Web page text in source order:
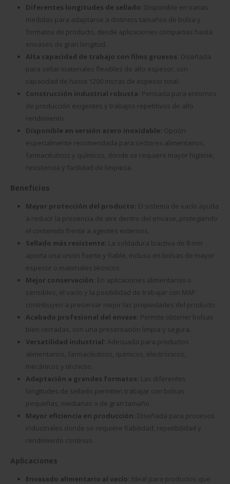
Diferentes longitudes de sellado: Disponible en varias
medidas para adaptarse a distintos tamaños de bolsa y
formatos de producto, desde aplicaciones compactas hasta
envases de gran longitud.
Alta capacidad de trabajo con films gruesos: Diseñada
para sellar materiales flexibles de alto espesor, con
capacidad de hasta 1200 micras de espesor total.
Construcción industrial robusta: Pensada para entornos
de producción exigentes y trabajos repetitivos de alto
rendimiento.
Disponible en versión acero inoxidable: Opción
especialmente recomendada para sectores alimentarios,
farmacéuticos y químicos, donde se requiere mayor higiene,
resistencia y facilidad de limpieza.
Beneficios
Mayor protección del producto: El sistema de vacío ayuda
a reducir la presencia de aire dentro del envase, protegiendo
el contenido frente a agentes externos.
Sellado más resistente: La soldadura biactiva de 8 mm
aporta una unión fuerte y fiable, incluso en bolsas de mayor
espesor o materiales técnicos.
Mejor conservación: En aplicaciones alimentarias o
sensibles, el vacío y la posibilidad de trabajar con MAP
contribuyen a preservar mejor las propiedades del producto.
Acabado profesional del envase: Permite obtener bolsas
bien cerradas, con una presentación limpia y segura.
Versatilidad industrial: Adecuada para productos
alimentarios, farmacéuticos, químicos, electrónicos,
mecánicos y técnicos.
Adaptación a grandes formatos: Las diferentes
longitudes de sellado permiten trabajar con bolsas
pequeñas, medianas o de gran tamaño.
Mayor eficiencia en producción: Diseñada para procesos
industriales donde se requiere fiabilidad, repetibilidad y
rendimiento continuo.
Aplicaciones
Envasado alimentario al vacío: Ideal para productos que